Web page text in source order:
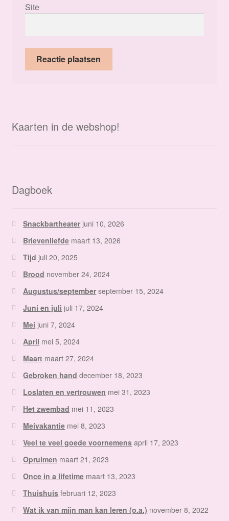
Site
Kaarten in de webshop!
Dagboek
Snackbartheater juni 10, 2026
Brievenliefde maart 13, 2026
Tijd juli 20, 2025
Brood november 24, 2024
Augustus/september september 15, 2024
Juni en juli juli 17, 2024
Mei juni 7, 2024
April mei 5, 2024
Maart maart 27, 2024
Gebroken hand december 18, 2023
Loslaten en vertrouwen mei 31, 2023
Het zwembad mei 11, 2023
Meivakantie mei 8, 2023
Veel te veel goede voornemens april 17, 2023
Opruimen maart 21, 2023
Once in a lifetime maart 13, 2023
Thuishuis februari 12, 2023
Wat ik van mijn man kan leren (o.a.) november 8, 2022